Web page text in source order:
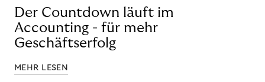
Der Countdown läuft im
Accounting - für mehr
Geschäftserfolg
MEHR LESEN